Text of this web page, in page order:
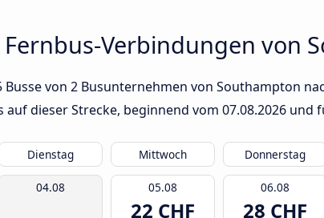
Verbindungen von
Busse von 2 Busunternehmen von Southampton
auf dieser Strecke, beginnend vom 07.08.2026 und
Dienstag Mittwoch Donnerstag
04.08 05.08
22 CHF
06.08
28 CHF